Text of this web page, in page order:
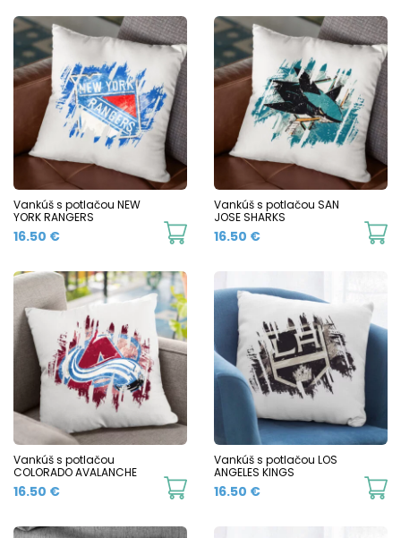
Vankúš s potlačou NEW
YORK RANGERS
16.50 €
Vankúš s potlačou SAN
JOSE SHARKS
16.50 €
Vankúš s potlačou
COLORADO AVALANCHE
16.50 €
Vankúš s potlačou LOS
ANGELES KINGS
16.50 €